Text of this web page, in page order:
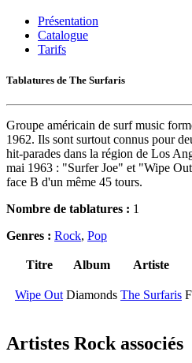
Présentation
Catalogue
Tarifs
Tablatures de The Surfaris
Groupe américain de surf music
1962. Ils sont surtout connus pour
hit-parades dans la région de Los
mai 1963 : "Surfer Joe" et "Wipe
face B d'un même 45 tours.
Nombre de tablatures : 1
Genres : Rock, Pop
Titre Album Artiste
Wipe Out Diamonds The Surfaris
Artistes Rockassociés